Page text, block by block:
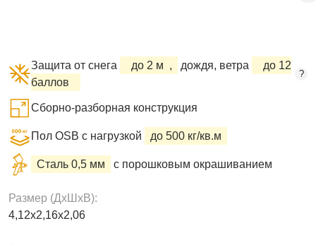
Защита от снега до 2 м , дождя, ветра
до 12
баллов
?
Сборно-разборная конструкция
Пол OSB с нагрузкой до 500 кг/кв.м
Сталь 0,5 мм с порошковым окрашиванием
Размер (ДxШxВ):
4,12х2,16х2,06